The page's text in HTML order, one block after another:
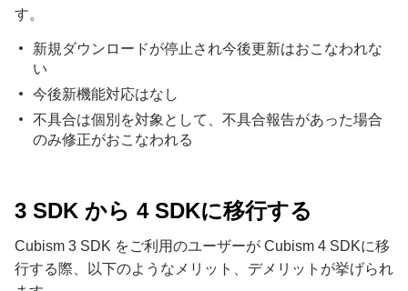
す。
新規ダウンロードが停止され今後更新はおこなわれな
い
今後新機能対応はなし
不具合は個別を対象として、不具合報告があった場合
のみ修正がおこなわれる
3 SDK から 4 SDKに移行する
Cubism 3 SDK をご利用のユーザーが Cubism 4 SDKに移
行する際、以下のようなメリット、デメリットが挙げられ